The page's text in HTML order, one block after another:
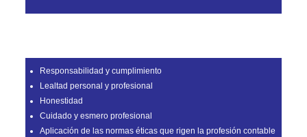
Responsabilidad y cumplimiento
Lealtad personal y profesional
Honestidad
Cuidado y esmero profesional
Aplicación de las normas éticas que rigen la profesión contable